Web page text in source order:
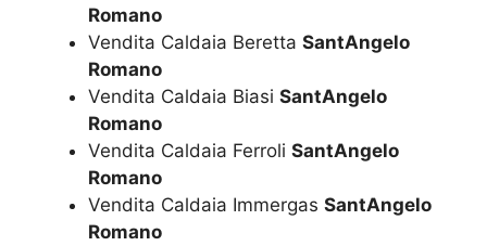
Romano
Vendita Caldaia Beretta SantAngelo
Romano
Vendita Caldaia Biasi SantAngelo
Romano
Vendita Caldaia Ferroli SantAngelo
Romano
Vendita Caldaia Immergas SantAngelo
Romano